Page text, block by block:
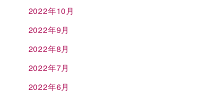
2022年10月
2022年9月
2022年8月
2022年7月
2022年6月